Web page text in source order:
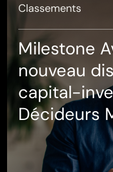
Classements
Milestone
nouveau
capital-
Décideurs